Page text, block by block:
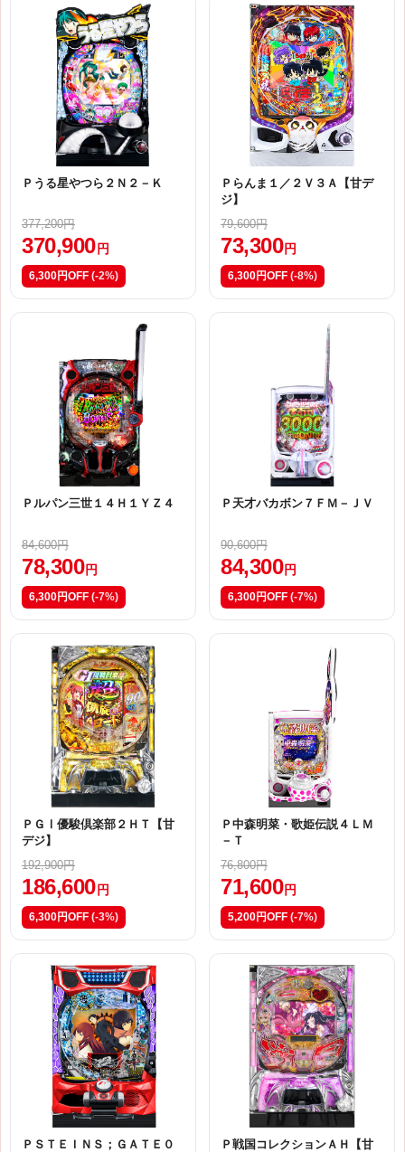
Ｐうる星やつら２Ｎ２－Ｋ
377,200円
370,900 円
6,300円OFF (-2%)
Ｐらんま１／２Ｖ３Ａ【甘デ
ジ】
79,600円
73,300 円
6,300円OFF (-8%)
Ｐルパン三世１４Ｈ１ＹＺ４
84,600円
78,300円
6,300円OFF (-7%)
Ｐ天才バカボン７ＦＭ－ＪＶ
90,600円
84,300円
6,300円OFF (-7%)
ＰＧⅠ優駿倶楽部２ＨＴ【甘
デジ】
192,900円
186,600 円
6,300円OFF (-3%)
Ｐ中森明菜・歌姫伝説４ＬＭ
－Ｔ
76,800円
71,600 円
5,200円OFF (-7%)
ＰＳＴＥＩＮＳ；ＧＡＴＥ０
Ｐ戦国コレクションＡＨ【甘